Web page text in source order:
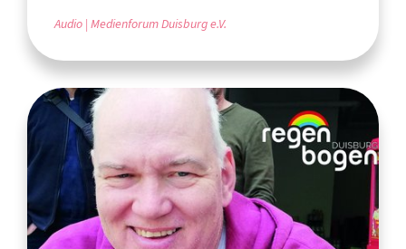
Audio Medienforum Duisburg e.V.